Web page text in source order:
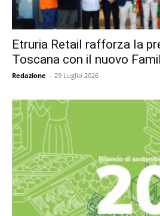
Etruria Retail rafforza la
Toscana con il nuovo
Redazione - 29 Luglio 2026